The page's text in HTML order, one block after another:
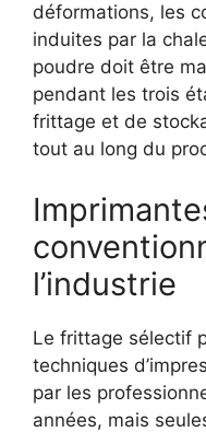
déformations, les
induites par la
poudre doit être
pendant les trois
frittage et de
tout au long du
l’industrie
Le frittage sélectif
techniques
par les
années, mais